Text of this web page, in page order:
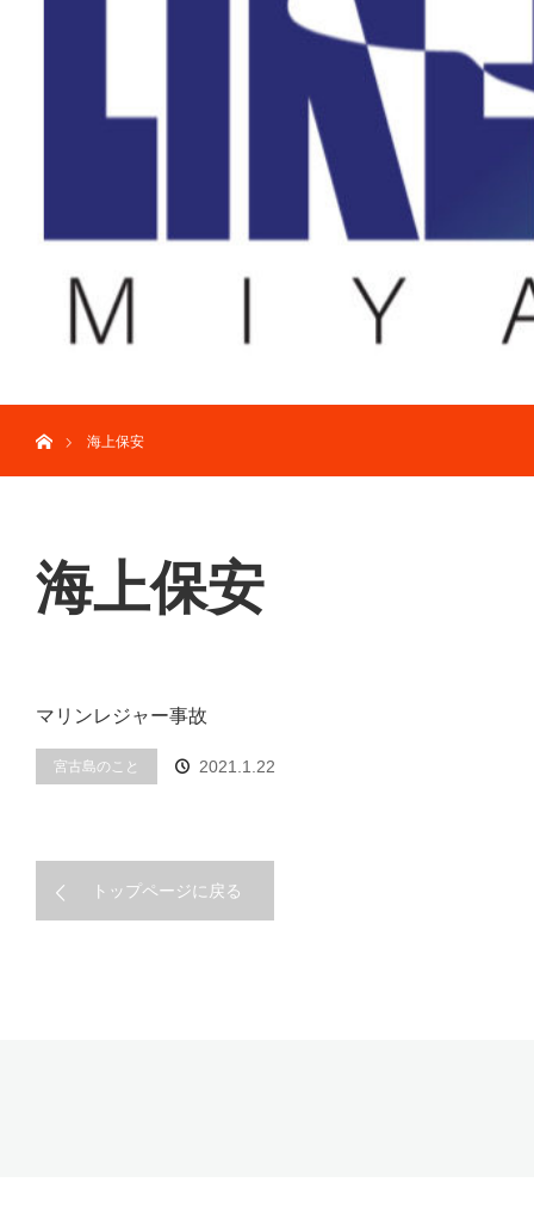
海上保安
海上保安
マリンレジャー事故
宮古島のこと 2021.1.22
トップページに戻る